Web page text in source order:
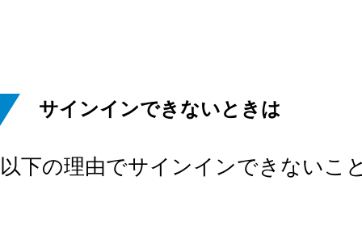
サインインできないときは
以下の理由でサインインできないこ